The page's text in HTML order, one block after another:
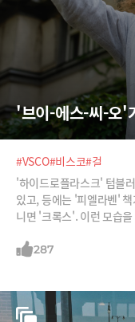
'브이-에스-씨-오'
#VSCO#비스코#걸
'하이드로플라스크' 텀블
있고, 등에는 '피엘라벤'
니면 '크록스'. 이런 모습
287